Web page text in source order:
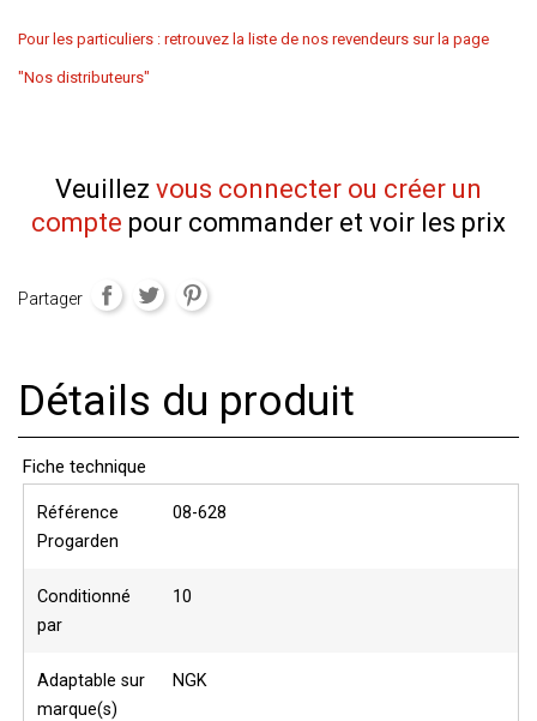
Pour les particuliers : retrouvez la liste de nos revendeurs sur la page
"Nos distributeurs"
Veuillez vous connecter ou créer un
compte pour commander et voir les prix
Partager
Détails du produit
Fiche technique
Référence
Progarden
08-628
Conditionné
par
10
Adaptable sur
marque(s)
NGK